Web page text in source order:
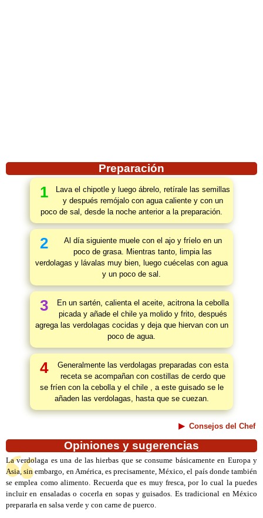
Preparación
1
Lava el chipotle y luego ábrelo, retírale las semillas
y después remójalo con agua caliente y con un
poco de sal, desde la noche anterior a la preparación.
2
Al día siguiente muele con el ajo y fríelo en un
poco de grasa. Mientras tanto, limpia las
verdolagas y lávalas muy bien, luego cuécelas con agua
y un poco de sal.
3
En un sartén, calienta el aceite, acitrona la cebolla
picada y añade el chile ya molido y frito, después
agrega las verdolagas cocidas y deja que hiervan con un
poco de agua.
4
Generalmente las verdolagas preparadas con esta
receta se acompañan con costillas de cerdo que
se fríen con la cebolla y el chile , a este guisado se le
añaden las verdolagas, hasta que se cuezan.
Consejos del Chef
Opiniones y sugerencias
La verdolaga es una de las hierbas que se consume básicamente en Europa y
Asia, sin embargo, en América, es precisamente, México, el país donde también
se emplea como alimento. Recuerda que es muy fresca, por lo cual la puedes
incluir en ensaladas o cocerla en sopas y guisados. Es tradicional en México
prepararla en salsa verde y con carne de puerco.